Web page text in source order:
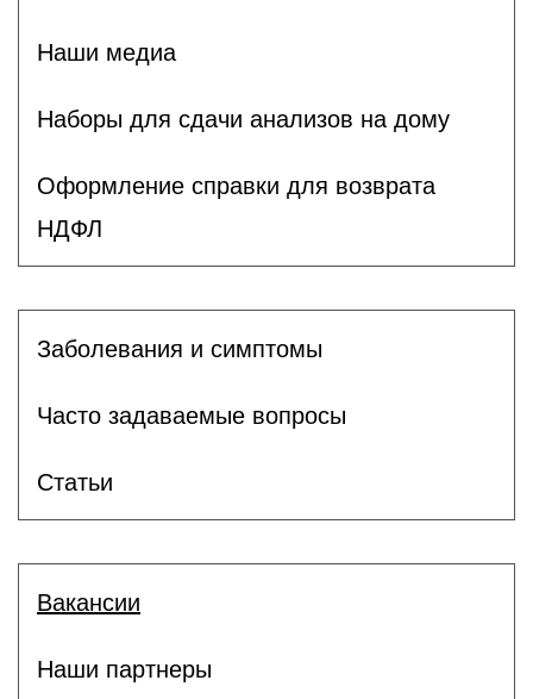
Наши медиа
Наборы для сдачи анализов на дому
Оформление справки для возврата
НДФЛ
Заболевания и симптомы
Часто задаваемые вопросы
Статьи
Вакансии
Наши партнеры